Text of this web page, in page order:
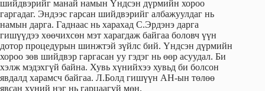
шийдвэрийг манай намын Үндсэн дүрмийн хороо
гаргадаг. Эндээс гарсан шийдвэрийг албажуулдаг нь
намын дарга. Гаднаас нь харахад С.Эрдэнэ дарга
гишүүдээ хөөчихсөн мэт харагдаж байгаа боловч үүн
дотор процедурын шинжтэй зүйлс бий. Үндсэн дүрмийн
хороо зөв шийдвэр гаргасан уу гэдэг нь өөр асуудал. Би
хэлж мэдэхгүй байна. Хувь хүнийхээ хувьд би болсон
явдалд харамсч байгаа. Л.Болд гишүүн АН-ын төлөө
явсан хүний нэг нь гарцаагүй мөн.